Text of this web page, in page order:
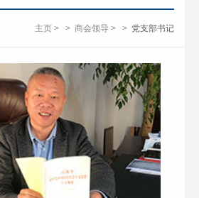
主页 > > 商会领导 > > 党支部书记